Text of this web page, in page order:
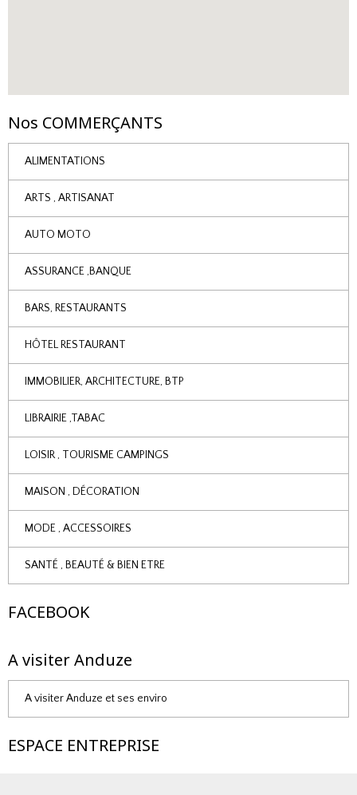
Nos COMMERÇANTS
ALIMENTATIONS
ARTS , ARTISANAT
AUTO MOTO
ASSURANCE ,BANQUE
BARS, RESTAURANTS
HÔTEL RESTAURANT
IMMOBILIER, ARCHITECTURE, BTP
LIBRAIRIE ,TABAC
LOISIR , TOURISME CAMPINGS
MAISON , DÉCORATION
MODE , ACCESSOIRES
SANTÉ , BEAUTÉ & BIEN ETRE
FACEBOOK
A visiter Anduze
A visiter Anduze et ses enviro
ESPACE ENTREPRISE